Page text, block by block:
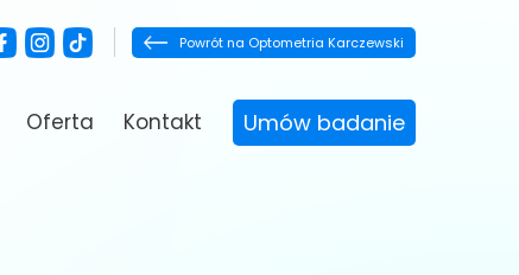
Powrót na Optometria Karczewski
Oferta Kontakt Umów badanie